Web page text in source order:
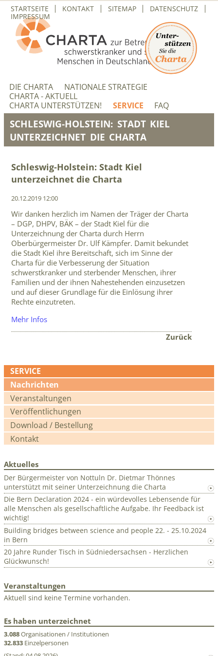
NAVIGATION
ÜBERSPRINGEN
STARTSEITE KONTAKT SITEMAP
DATENSCHUTZ
IMPRESSUM
ÜBERSPRINGEN
DIE CHARTA
NATIONALE STRATEGIE
CHARTA - AKTUELL
CHARTA UNTERSTÜTZEN!
SERVICE FAQ
SCHLESWIG-HOLSTEIN: STADT KIEL
UNTERZEICHNET DIE CHARTA
Schleswig-Holstein: Stadt Kiel
unterzeichnet die Charta
20.12.2019 12:00
Wir danken herzlich im Namen der Träger der Charta
– DGP, DHPV, BÄK – der Stadt Kiel für die
Unterzeichnung der Charta durch Herrn
Oberbürgermeister Dr. Ulf Kämpfer. Damit bekundet
die Stadt Kiel ihre Bereitschaft, sich im Sinne der
Charta für die Verbesserung der Situation
schwerstkranker und sterbender Menschen, ihrer
Familien und der ihnen Nahestehenden einzusetzen
und auf dieser Grundlage für die Einlösung ihrer
Rechte einzutreten.
Mehr Infos
Zurück
SERVICE
Navigation
überspringen
Nachrichten
Veranstaltungen
Veröffentlichungen
Download / Bestellung
Kontakt
Aktuelles
Der Bürgermeister von Nottuln Dr. Dietmar Thönnes
unterstützt mit seiner Unterzeichnung die Charta
Die Bern Declaration 2024 - ein würdevolles Lebensende für
alle Menschen als gesellschaftliche Aufgabe. Ihr Feedback ist
wichtig!
Building bridges between science and people 22. - 25.10.2024
in Bern
20 Jahre Runder Tisch in Südniedersachsen - Herzlichen
Glückwunsch!
Veranstaltungen
Aktuell sind keine Termine vorhanden.
Es haben unterzeichnet
3.088Organisationen / Institutionen
32.833 Einzelpersonen